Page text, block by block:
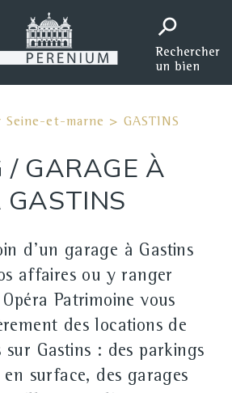
Seine-et-marne > GASTINS
/ GARAGE À
GASTINS
d'un garage à Gastins
affaires ou y ranger
Patrimoine vous
des locations de
sur Gastins : des parkings
surface, des garages